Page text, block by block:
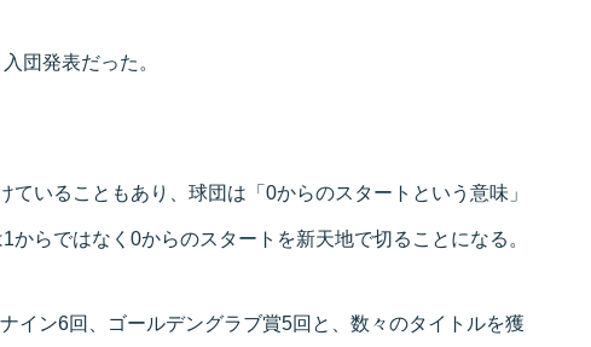
団発表だった。
いることもあり、球団は「0からのスタートという意味」
らではなく0からのスタートを新天地で切ることになる。
イン6回、ゴールデングラブ賞5回と、数々のタイトルを獲